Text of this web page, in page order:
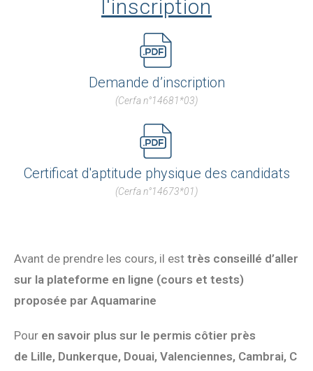
l'inscription
Demande d’inscription
(Cerfa n°14681*03)
Certificat d'aptitude physique des candidats
(Cerfa n°14673*01)
Avant de prendre les cours, il est très conseillé d’aller
sur la plateforme en ligne (cours et tests)
proposée par Aquamarine
Pour en savoir plus sur le permis côtier près
de Lille, Dunkerque, Douai, Valenciennes, Cambrai, C